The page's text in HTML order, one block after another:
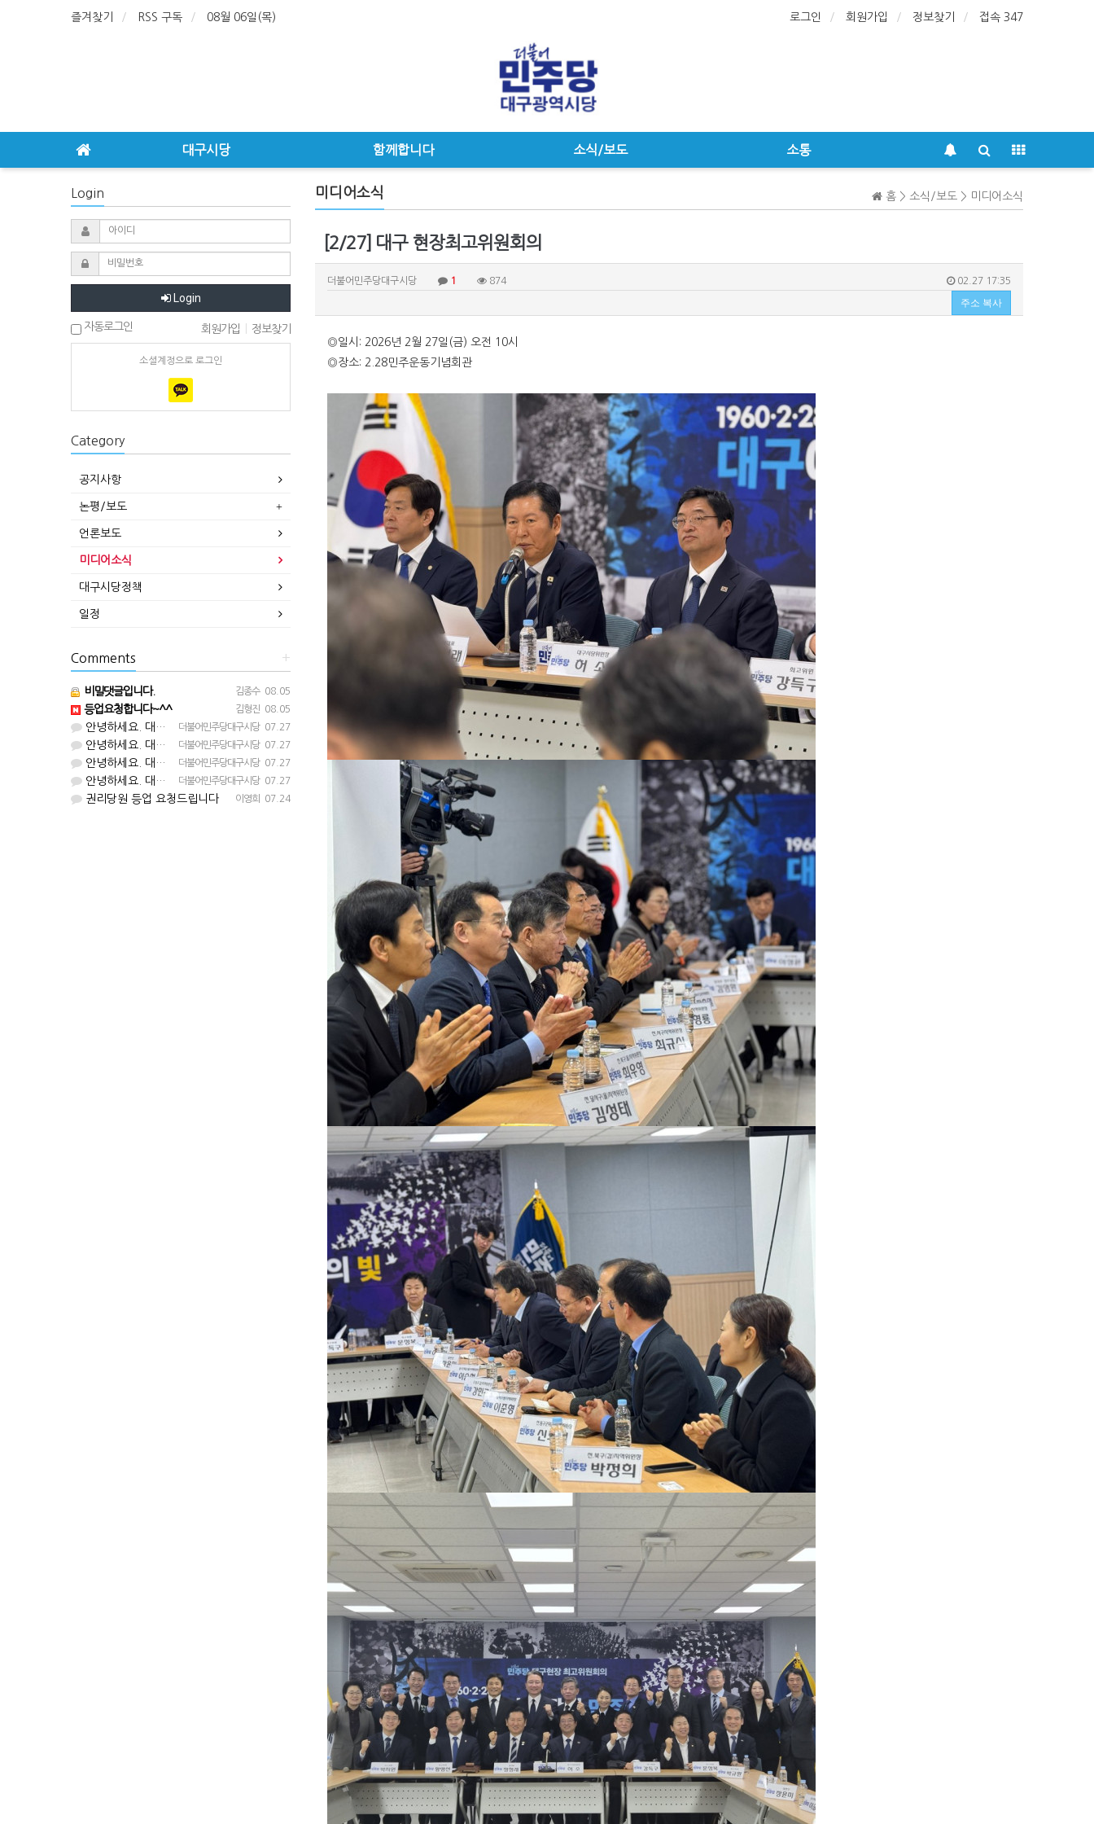
즐겨찾기 RSS 구독 08월 06일(목) 로그인 회원가입 정보찾기 접속 347
대구시당 함께합니다 소식/보도 소통
홈 > 소식/보도 > 미디어소식
미디어소식
[2/27] 대구 현장최고위원회의
더불어민주당대구시당 1 874 02.27 17:35
주소 복사
◎일시: 2026년 2월 27일(금) 오전 10시
◎장소: 2.28민주운동기념회관
Login
Login
자동로그인 회원가입 정보찾기
소셜계정으로 로그인
Category
공지사항
논평/보도
언론보도
미디어소식
대구시당정책
일정
+
Comments
김종수 08.05
비밀댓글입니다.
김형진 08.05
등업요청합니다~^^
더불어민주당대구시당 07.27
안녕하세요. 대구시당입니다. 등업 완료되었습니다^^
더불어민주당대구시당 07.27
안녕하세요. 대구시당입니다. 등업 완료되었습니다^^
더불어민주당대구시당 07.27
안녕하세요. 대구시당입니다. 등업 완료되었습니다^^
더불어민주당대구시당 07.27
안녕하세요. 대구시당입니다. 등업 완료되었습니다^^
이영희 07.24
권리당원 등업 요청드립니다